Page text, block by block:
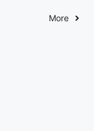
More